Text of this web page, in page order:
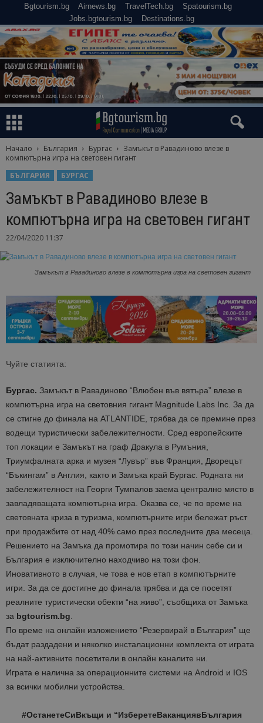
Bgtourism.bg Airnews.bg TravelTech.bg
Spatourism.bg
Jobs.bgtourism.bg
Destinations.bg
Начало България Бургас
Замъкът в Равадиново влезе в
компютърна игра на световен гигант
БЪЛГАРИЯ
БУРГАС
Замъкът в Равадиново влезе в
компютърна игра на световен гигант
22/04/2020 11:37
Замъкът в Равадиново влезе в компютърна игра на световен гигант
Чуйте статията:
Бургас. Замъкът в Равадиново “Влюбен във вятъра” влезе в
компютърна игра на световния гигант Magnitude Labs Inc. За да
се стигне до финала на ATLANTIDE, трябва да се премине през
водещи туристически забележителности. Сред европейските
топ локации е Замъкът на граф Дракула в Румъния,
Триумфалната арка и музея “Лувър” във Франция, Дворецът
“Бъкингам” в Англия, както и Замъка край Бургас. Родната ни
забележителност на Георги Тумпалов заема централно място в
завладяващата компютърна игра. Оказва се, че по време на
световната криза в туризма, компютърните игри бележат ръст
при продажбите от над 40% само през последните два месеца.
Решението на Замъка да промотира по този начин себе си и
България е изключително находчиво на този фон.
Иновативното в случая, че това е нов етап в компютърните
игри. За да се достигне до финала трябва и да се посетят
реалните туристически обекти “на живо”, съобщиха от Замъка
за bgtourism.bg.
По време на онлайн изложението “Резервирай в България” ще
бъдат раздадени и няколко инсталационни комплекта от играта
на най-активните посетители в онлайн каналите ни.
Играта е налична за операционните системи на Android и IOS
за всички мобилни устройства.
#ОстанетеСиВкъщи и “ИзберетеВаканциявБългария